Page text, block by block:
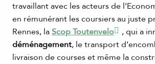
travaillant avec les acteurs de
en rémunérant les coursiers au juste
Rennes, laScop Toutenvelo
, qui a
déménagement, le transport
livraison de courses et même la